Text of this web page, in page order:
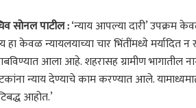
सोनल पाटील :‘न्याय आपल्या दारी’ उपक्रम
केवळ न्यायलयाच्या चार भिंतींमध्ये मर्यादित न
आला आहे. शहरासह ग्रामीण भागातील
न्याय देण्याचे काम करण्यात आले.
आहोत.’